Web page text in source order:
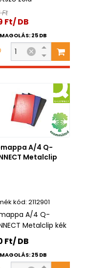
Ft/ DB
25 DB
A/4 Q-
Metalclip
2112901
A/4 Q-
Metalclip kék
Ft/ DB
25 DB